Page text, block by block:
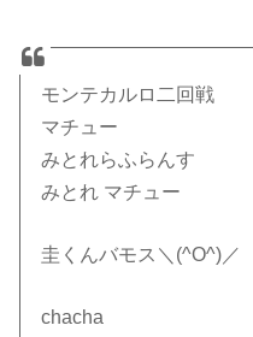
モンテカルロ二回戦
マチュー
みとれらふらんす
みとれ マチュー
圭くんバモス＼(^O^)／
chacha